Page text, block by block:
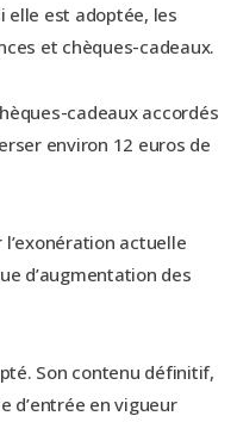
elle est adoptée, les
et chèques-cadeaux.
cadeaux accordés
environ 12 euros de
actuelle
d’augmentation des
Son contenu définitif,
d’entrée en vigueur